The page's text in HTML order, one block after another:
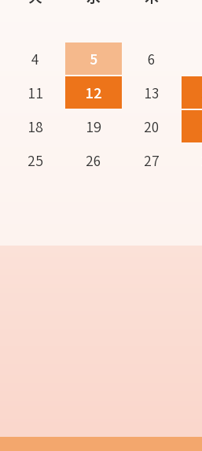
4 5 6
11 12 13
18 19 20
25 26 27